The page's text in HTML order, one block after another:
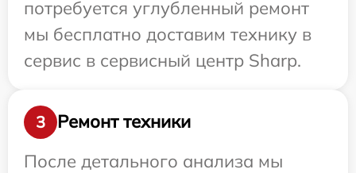
потребуется углубленный ремонт
мы бесплатно доставим технику в
сервис в сервисный центр Sharp.
3
Ремонт техники
После детального анализа мы